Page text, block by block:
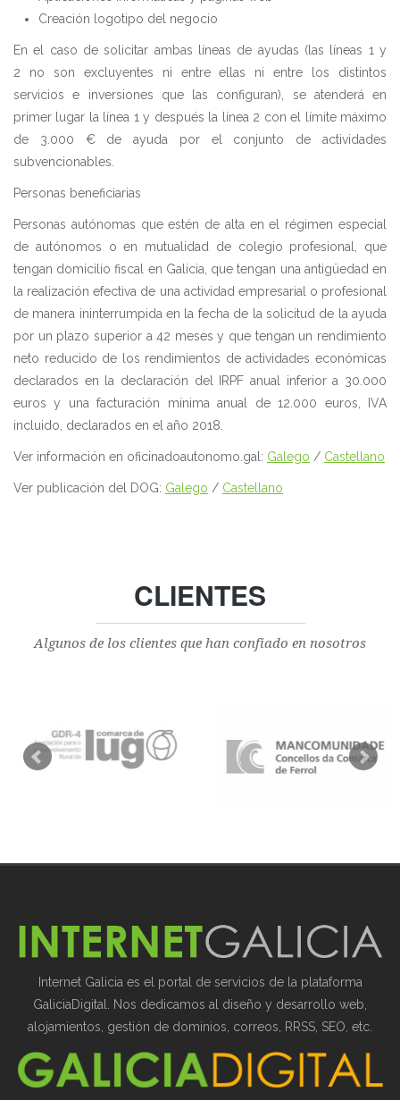
Creación logotipo del negocio
En el caso de solicitar ambas líneas de ayudas (las líneas 1 y
2 no son excluyentes ni entre ellas ni entre los distintos
servicios e inversiones que las configuran), se atenderá en
primer lugar la línea 1 y después la línea 2 con el límite máximo
de 3.000 € de ayuda por el conjunto de actividades
subvencionables.
Personas beneficiarias
Personas autónomas que estén de alta en el régimen especial
de autónomos o en mutualidad de colegio profesional, que
tengan domicilio fiscal en Galicia, que tengan una antigüedad en
la realización efectiva de una actividad empresarial o profesional
de manera ininterrumpida en la fecha de la solicitud de la ayuda
por un plazo superior a 42 meses y que tengan un rendimiento
neto reducido de los rendimientos de actividades económicas
declarados en la declaración del IRPF anual inferior a 30.000
euros y una facturación mínima anual de 12.000 euros, IVA
incluido, declarados en el año 2018.
Ver información en oficinadoautonomo.gal: Galego / Castellano
Ver publicación del DOG: Galego / Castellano
CLIENTES
Algunos de los clientes que han confiado en nosotros
Internet Galicia es el portal de servicios de la plataforma
GaliciaDigital. Nos dedicamos al diseño y desarrollo web,
alojamientos, gestión de dominios, correos, RRSS, SEO, etc.